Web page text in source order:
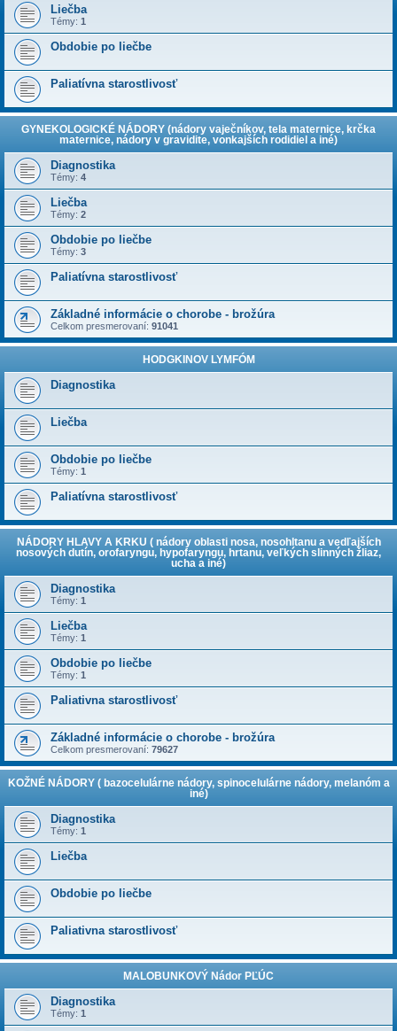
Liečba
Témy: 1
Obdobie po liečbe
Paliatívna starostlivosť
GYNEKOLOGICKÉ NÁDORY (nádory vaječníkov, tela maternice, krčka
maternice, nádory v gravidite, vonkajších rodidiel a iné)
Diagnostika
Témy: 4
Liečba
Témy: 2
Obdobie po liečbe
Témy: 3
Paliatívna starostlivosť
Základné informácie o chorobe - brožúra
Celkom presmerovaní: 91041
HODGKINOV LYMFÓM
Diagnostika
Liečba
Obdobie po liečbe
Témy: 1
Paliatívna starostlivosť
NÁDORY HLAVY A KRKU ( nádory oblasti nosa, nosohltanu a vedľajších
nosových dutín, orofaryngu, hypofaryngu, hrtanu, veľkých slinných žliaz,
ucha a iné)
Diagnostika
Témy: 1
Liečba
Témy: 1
Obdobie po liečbe
Témy: 1
Paliativna starostlivosť
Základné informácie o chorobe - brožúra
Celkom presmerovaní: 79627
KOŽNÉ NÁDORY ( bazocelulárne nádory, spinocelulárne nádory, melanóm a
iné)
Diagnostika
Témy: 1
Liečba
Obdobie po liečbe
Paliativna starostlivosť
MALOBUNKOVÝ Nádor PĽÚC
Diagnostika
Témy: 1